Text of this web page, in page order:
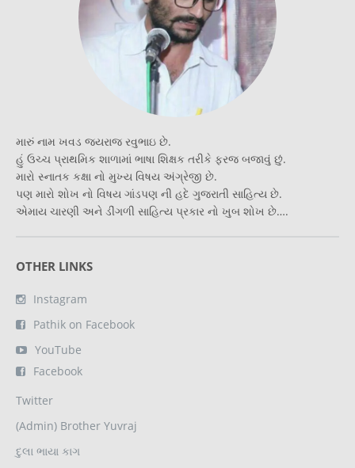
મારું નામ ખવડ જયરાજ રવુભાઇ છે.
હું ઉચ્ચ પ્રાથમિક શાળામાં ભાષા શિક્ષક તરીકે ફરજ બજાવું છું.
મારો સ્નાતક કક્ષા નો મુખ્ય વિષય અંગ્રેજી છે.
પણ મારો શોખ નો વિષય ગાંડપણ ની હદે ગુજરાતી સાહિત્ય છે.
એમાય ચારણી અને ડીંગળી સાહિત્ય પ્રકાર નો ખુબ શોખ છે….
OTHER LINKS
Instagram
Pathik on Facebook
YouTube
Facebook
Twitter
(Admin) Brother Yuvraj
દુલા ભાયા કાગ